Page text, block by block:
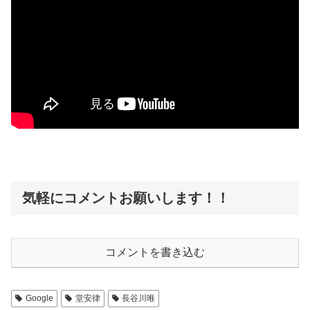
気軽にコメントお願いします！！
コメントを書き込む
Google 堂安律 長谷川唯